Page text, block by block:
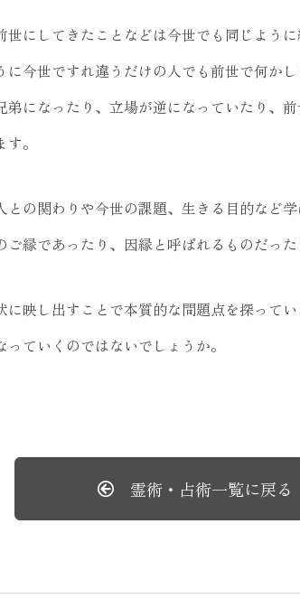
にしてきたことなどは今世でも同じよう
に今世ですれ違うだけの人でも前世で何か
弟になったり、立場が逆になっていたり、
。
との関わりや今世の課題、生きる目的など
縁であったり、因縁と呼ばれるものだった
に映し出すことで本質的な問題点を探って
ていくのではないでしょうか。
霊術・占術一覧に戻る